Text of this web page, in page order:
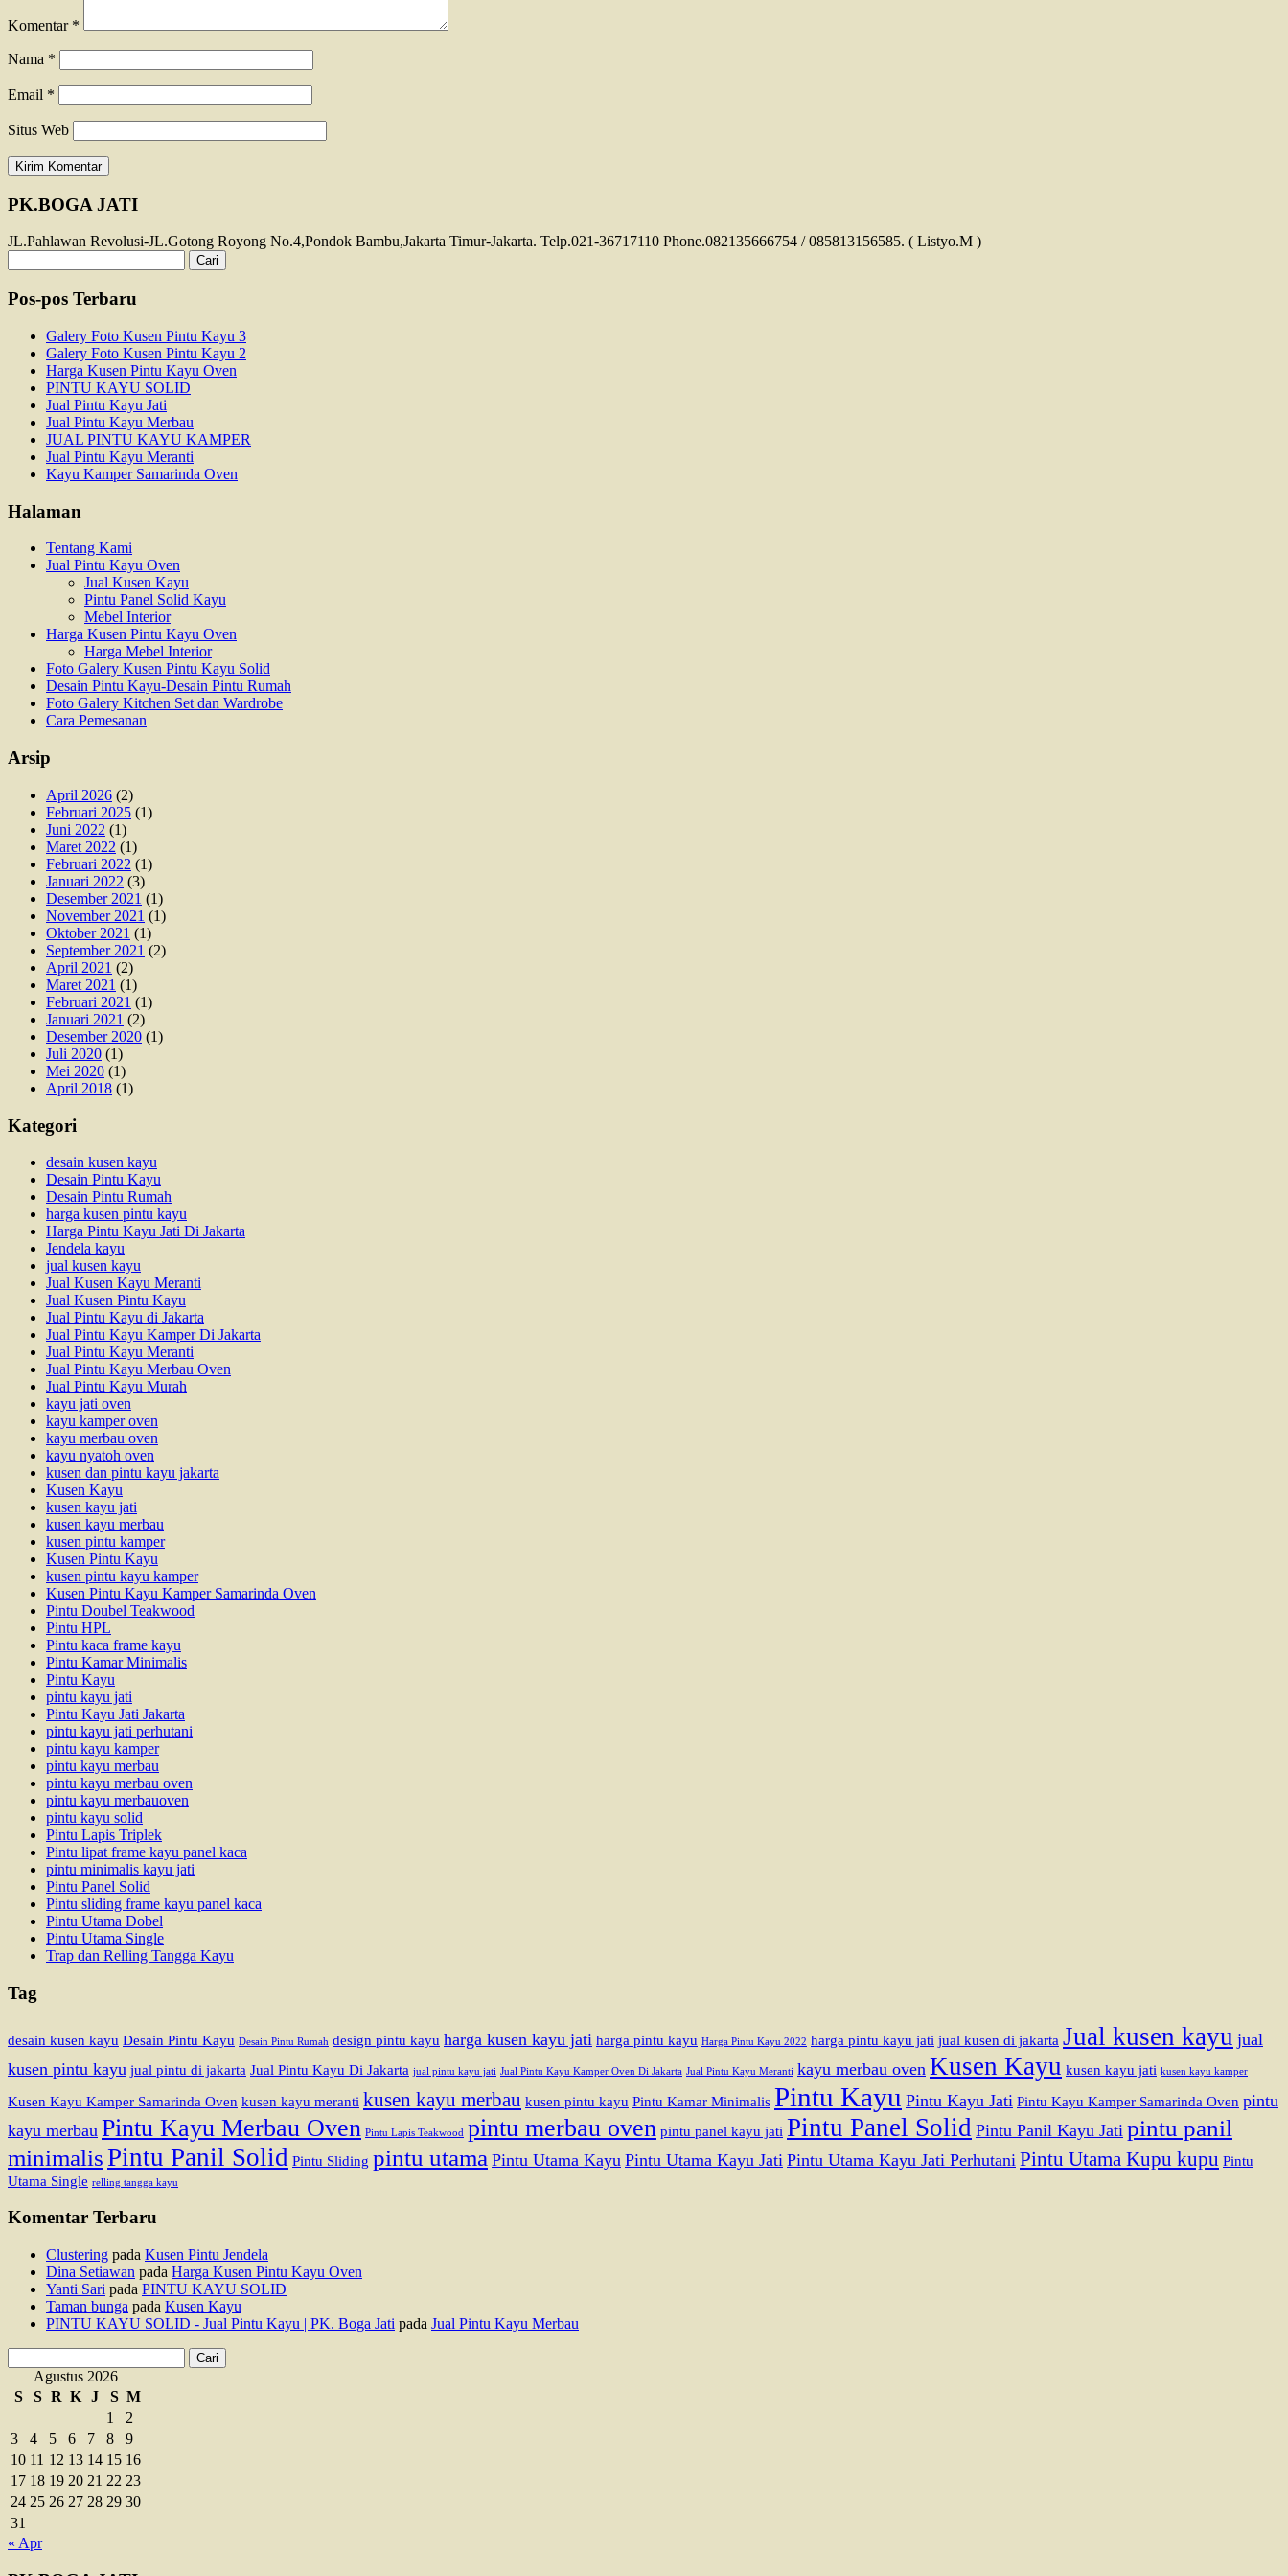
Komentar *
Nama *
Email *
Situs Web
PK.BOGA JATI
JL.Pahlawan Revolusi-JL.Gotong Royong No.4,Pondok Bambu,Jakarta Timur-Jakarta. Telp.021-36717110 Phone.082135666754 / 085813156585. ( Listyo.M )
untuk:
Pos-pos Terbaru
Galery Foto Kusen Pintu Kayu 3
Galery Foto Kusen Pintu Kayu 2
Harga Kusen Pintu Kayu Oven
PINTU KAYU SOLID
Jual Pintu Kayu Jati
Jual Pintu Kayu Merbau
JUAL PINTU KAYU KAMPER
Jual Pintu Kayu Meranti
Kayu Kamper Samarinda Oven
Halaman
Tentang Kami
Jual Pintu Kayu Oven
Jual Kusen Kayu
Pintu Panel Solid Kayu
Mebel Interior
Harga Kusen Pintu Kayu Oven
Harga Mebel Interior
Foto Galery Kusen Pintu Kayu Solid
Desain Pintu Kayu-Desain Pintu Rumah
Foto Galery Kitchen Set dan Wardrobe
Cara Pemesanan
Arsip
April 2026 (2)
Februari 2025 (1)
Juni 2022 (1)
Maret 2022 (1)
Februari 2022 (1)
Januari 2022 (3)
Desember 2021 (1)
November 2021 (1)
Oktober 2021 (1)
September 2021 (2)
April 2021 (2)
Maret 2021 (1)
Februari 2021 (1)
Januari 2021 (2)
Desember 2020 (1)
Juli 2020 (1)
Mei 2020 (1)
April 2018 (1)
Kategori
desain kusen kayu
Desain Pintu Kayu
Desain Pintu Rumah
harga kusen pintu kayu
Harga Pintu Kayu Jati Di Jakarta
Jendela kayu
jual kusen kayu
Jual Kusen Kayu Meranti
Jual Kusen Pintu Kayu
Jual Pintu Kayu di Jakarta
Jual Pintu Kayu Kamper Di Jakarta
Jual Pintu Kayu Meranti
Jual Pintu Kayu Merbau Oven
Jual Pintu Kayu Murah
kayu jati oven
kayu kamper oven
kayu merbau oven
kayu nyatoh oven
kusen dan pintu kayu jakarta
Kusen Kayu
kusen kayu jati
kusen kayu merbau
kusen pintu kamper
Kusen Pintu Kayu
kusen pintu kayu kamper
Kusen Pintu Kayu Kamper Samarinda Oven
Pintu Doubel Teakwood
Pintu HPL
Pintu kaca frame kayu
Pintu Kamar Minimalis
Pintu Kayu
pintu kayu jati
Pintu Kayu Jati Jakarta
pintu kayu jati perhutani
pintu kayu kamper
pintu kayu merbau
pintu kayu merbau oven
pintu kayu merbauoven
pintu kayu solid
Pintu Lapis Triplek
Pintu lipat frame kayu panel kaca
pintu minimalis kayu jati
Pintu Panel Solid
Pintu sliding frame kayu panel kaca
Pintu Utama Dobel
Pintu Utama Single
Trap dan Relling Tangga Kayu
Tag
desain kusen kayu Desain Pintu Kayu Desain Pintu Rumah design pintu kayu harga kusen kayu jati harga pintu kayu Harga Pintu Kayu 2022 harga pintu kayu jati jual kusen di jakarta Jual kusen kayu jual
kusen pintu kayu jual pintu di jakarta Jual Pintu Kayu Di Jakarta jual pintu kayu jati Jual Pintu Kayu Kamper Oven Di Jakarta Jual Pintu Kayu Meranti kayu merbau oven Kusen Kayu kusen kayu jati kusen kayu kamper
Kusen Kayu Kamper Samarinda Oven kusen kayu meranti kusen kayu merbau kusen pintu kayu Pintu Kamar Minimalis Pintu Kayu Pintu Kayu Jati Pintu Kayu Kamper Samarinda Oven pintu
kayu merbau Pintu Kayu Merbau Oven Pintu Lapis Teakwood pintu merbau oven pintu panel kayu jati Pintu Panel Solid Pintu Panil Kayu Jati pintu panil
minimalisPintu Panil Solid Pintu Sliding pintu utama Pintu Utama Kayu Pintu Utama Kayu Jati Pintu Utama Kayu Jati Perhutani Pintu Utama Kupu kupu Pintu
Utama Single relling tangga kayu
Komentar Terbaru
Clustering pada Kusen Pintu Jendela
Dina Setiawan pada Harga Kusen Pintu Kayu Oven
Yanti Sari pada PINTU KAYU SOLID
Taman bunga pada Kusen Kayu
PINTU KAYU SOLID - Jual Pintu Kayu | PK. Boga Jati pada Jual Pintu Kayu Merbau
untuk:Agustus 2026
S
S R K J S M
1
2
3
4 5 6 7 8
9
10 11 12 13 14 15 16
17 18 19 20 21 22 23
24 25 26 27 28 29 30
31
« Apr